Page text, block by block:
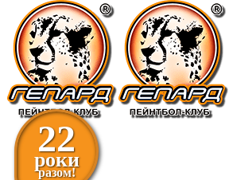
22
роки
разом!